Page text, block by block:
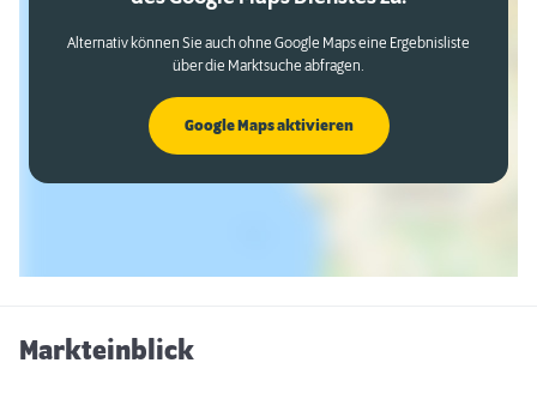
Alternativ können Sie auch ohne Google Maps eine Ergebnisliste
über die Marktsuche abfragen.
Google Maps aktivieren
Markteinblick